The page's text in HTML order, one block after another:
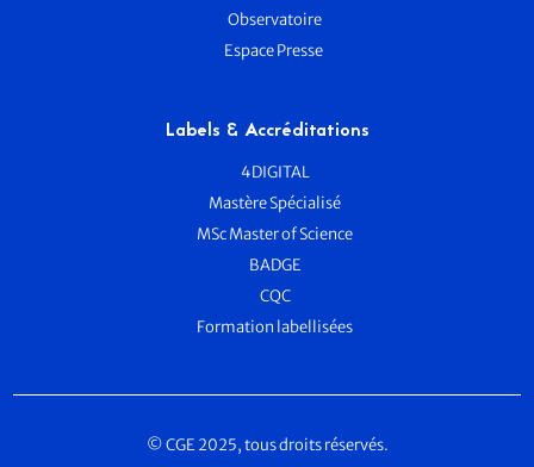
Observatoire
Espace Presse
Labels & Accréditations
4DIGITAL
Mastère Spécialisé
MSc Master of Science
BADGE
CQC
Formation labellisées
© CGE 2025, tous droits réservés.